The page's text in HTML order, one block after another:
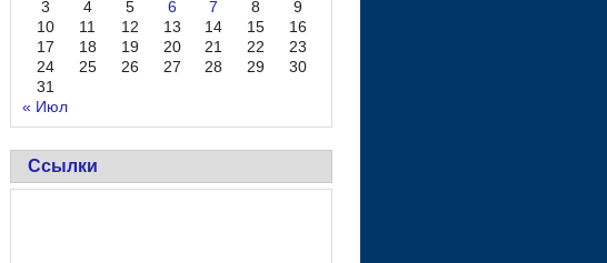
3
4 5 6 7 8
9
10
11 12 13 14 15
16
17
18 19 20 21 22
23
24
25 26 27 28 29
30
31
« Июл
Ссылки